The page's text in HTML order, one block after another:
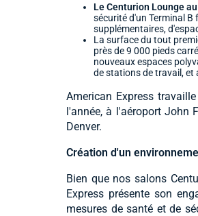
Le Centurion Lounge
sécurité d'un Terminal
supplémentaires,
La surface du tout
près de 9 000 pieds
nouveaux espaces
de stations de travail, et
American Express
l'année, à l'aéroport John
Denver.
Création d'un
Bien que nos salons
Express présente son
mesures de santé et de